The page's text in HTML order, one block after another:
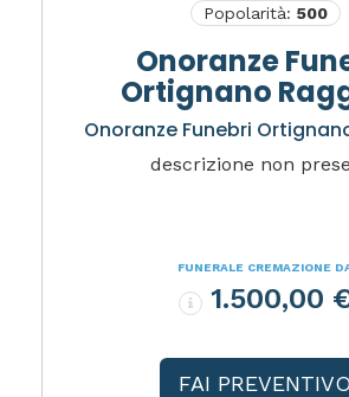
Popolarità: 500
Onoranze
Ortignano
Onoranze Funebri
descrizione non
FUNERALE CREMAZIONE
1.500,00
FAI PREVENTIVO